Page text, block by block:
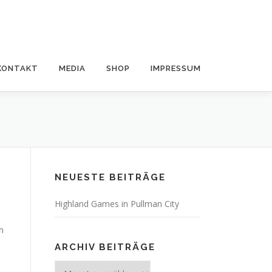
MEDIA SHOP IMPRESSUM
NEUESTE BEITRÄGE
Highland Games in Pullman City
ARCHIV BEITRÄGE